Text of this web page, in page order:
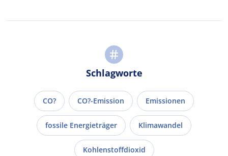
Schlagworte
CO? CO?-Emission Emissionen
fossile Energieträger Klimawandel
Kohlenstoffdioxid